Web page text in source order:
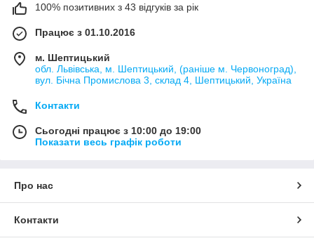
100% позитивних з 43 відгуків за рік
Працює з 01.10.2016
м. Шептицький
обл. Львівська, м. Шептицький, (раніше м. Червоноград),
вул. Бічна Промислова 3, склад 4, Шептицький, Україна
Контакти
Сьогодні працює з 10:00 до 19:00
Показати весь графік роботи
Про нас
Контакти